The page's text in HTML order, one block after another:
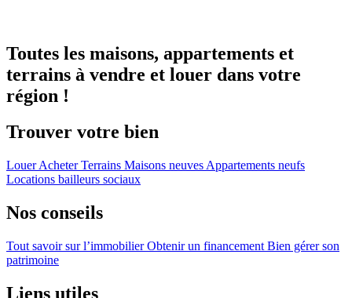
Toutes les maisons, appartements et
terrains à vendre et louer dans votre
région !
Trouver votre bien
LouerAcheterTerrains Maisons neuves Appartements neufs
Locations bailleurs sociaux
Nos conseils
Tout savoir sur l’immobilierObtenir un financement Bien gérer son
patrimoine
Liens utiles